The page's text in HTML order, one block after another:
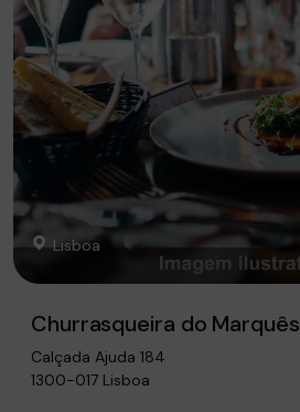
Lisboa
Churrasqueira do Marquês
Calçada Ajuda 184
1300-017 Lisboa